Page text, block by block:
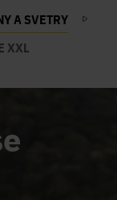
A SVETRY
XXL